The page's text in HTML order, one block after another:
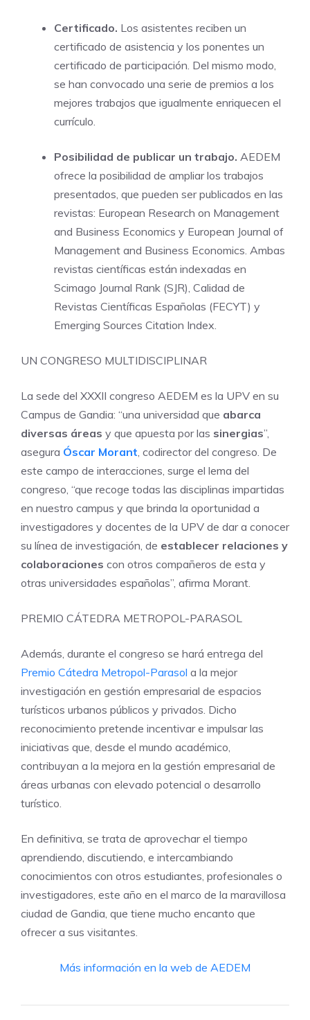
Certificado. Los asistentes reciben un
certificado de asistencia y los ponentes un
certificado de participación. Del mismo modo,
se han convocado una serie de premios a los
mejores trabajos que igualmente enriquecen el
currículo.
Posibilidad de publicar un trabajo. AEDEM
ofrece la posibilidad de ampliar los trabajos
presentados, que pueden ser publicados en las
revistas: European Research on Management
and Business Economics y European Journal of
Management and Business Economics. Ambas
revistas científicas están indexadas en
Scimago Journal Rank (SJR), Calidad de
Revistas Científicas Españolas (FECYT) y
Emerging Sources Citation Index.
UN CONGRESO MULTIDISCIPLINAR
La sede del XXXII congreso AEDEM es la UPV en su
Campus de Gandia: “una universidad que abarca
diversas áreas y que apuesta por las sinergias”,
asegura Óscar Morant, codirector del congreso. De
este campo de interacciones, surge el lema del
congreso, “que recoge todas las disciplinas impartidas
en nuestro campus y que brinda la oportunidad a
investigadores y docentes de la UPV de dar a conocer
su línea de investigación, de establecer relaciones y
colaboraciones con otros compañeros de esta y
otras universidades españolas”, afirma Morant.
PREMIO CÁTEDRA METROPOL-PARASOL
Además, durante el congreso se hará entrega del
Premio Cátedra Metropol-Parasol a la mejor
investigación en gestión empresarial de espacios
turísticos urbanos públicos y privados. Dicho
reconocimiento pretende incentivar e impulsar las
iniciativas que, desde el mundo académico,
contribuyan a la mejora en la gestión empresarial de
áreas urbanas con elevado potencial o desarrollo
turístico.
En definitiva, se trata de aprovechar el tiempo
aprendiendo, discutiendo, e intercambiando
conocimientos con otros estudiantes, profesionales o
investigadores, este año en el marco de la maravillosa
ciudad de Gandia, que tiene mucho encanto que
ofrecer a sus visitantes.
Más información en la web de AEDEM